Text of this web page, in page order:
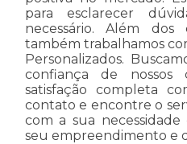
para esclarecer
necessário. Além
também trabalhamos
Personalizados.
confiança de nossos
satisfação completa
contato e encontre o
com a sua
seu empreendimento e